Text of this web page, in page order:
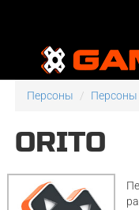
Персоны Персоны
ORITO